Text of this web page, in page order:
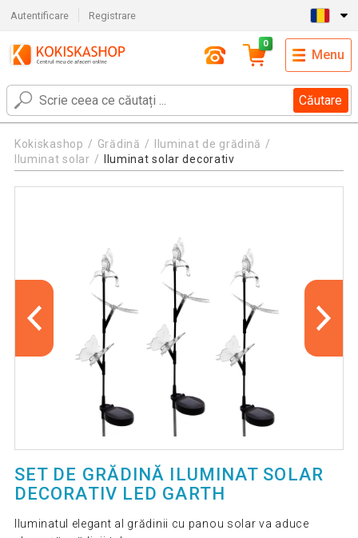
Autentificare Registrare
Căutare
0
Menu
Kokiskashop Grădină
Iluminat de grădină
Iluminat solar
Iluminat solar decorativ
SET DE GRĂDINĂ ILUMINAT SOLAR
DECORATIV LED GARTH
Iluminatul elegant al grădinii cu panou solar va aduce